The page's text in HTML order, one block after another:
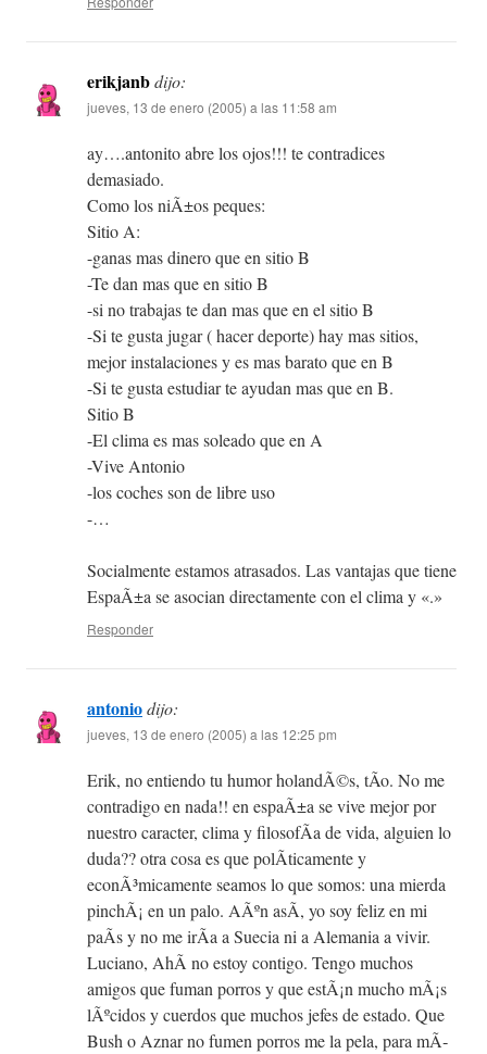
erikjanbdijo:
jueves, 13 de enero (2005) a las 11:58 am
ay….antonito abre los ojos!!! te contradices
demasiado.
Como los niÃ±os peques:
Sitio A:
-ganas mas dinero que en sitio B
-Te dan mas que en sitio B
-si no trabajas te dan mas que en el sitio B
-Si te gusta jugar ( hacer deporte) hay mas sitios,
mejor instalaciones y es mas barato que en B
-Si te gusta estudiar te ayudan mas que en B.
Sitio B
-El clima es mas soleado que en A
-Vive Antonio
-los coches son de libre uso
-…
Socialmente estamos atrasados. Las vantajas que tiene
EspaÃ±a se asocian directamente con el clima y «.»
Responder
antoniodijo:
jueves, 13 de enero (2005) a las 12:25 pm
Erik, no entiendo tu humor holandÃ©s, tÃ­o. No me
contradigo en nada!! en espaÃ±a se vive mejor por
nuestro caracter, clima y filosofÃ­a de vida, alguien lo
duda?? otra cosa es que polÃ­ticamente y
econÃ³micamente seamos lo que somos: una mierda
pinchÃ¡ en un palo. AÃºn asÃ­, yo soy feliz en mi
paÃ­s y no me irÃ­a a Suecia ni a Alemania a vivir.
Luciano, AhÃ­ no estoy contigo. Tengo muchos
amigos que fuman porros y que estÃ¡n mucho mÃ¡s
lÃºcidos y cuerdos que muchos jefes de estado. Que
Bush o Aznar no fumen porros me la pela, para mÃ­